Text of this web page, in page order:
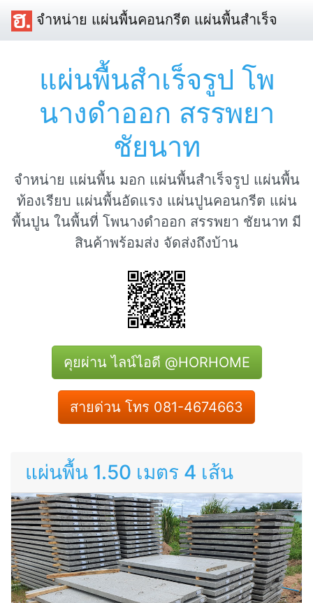
จำหน่าย แผ่นพื้นคอนกรีต แผ่นพื้นสำเร็จ
แผ่นพื้นสำเร็จรูป โพ
นางดำออก สรรพยา
ชัยนาท
จำหน่าย แผ่นพื้น มอก แผ่นพื้นสำเร็จรูป แผ่นพื้น
ท้องเรียบ แผ่นพื้นอัดแรง แผ่นปูนคอนกรีต แผ่น
พื้นปูน ในพื้นที่ โพนางดำออก สรรพยา ชัยนาท มี
สินค้าพร้อมส่ง จัดส่งถึงบ้าน
คุยผ่าน ไลน์ไอดี @HORHOME
สายด่วน โทร 081-4674663
แผ่นพื้น 1.50 เมตร 4 เส้น